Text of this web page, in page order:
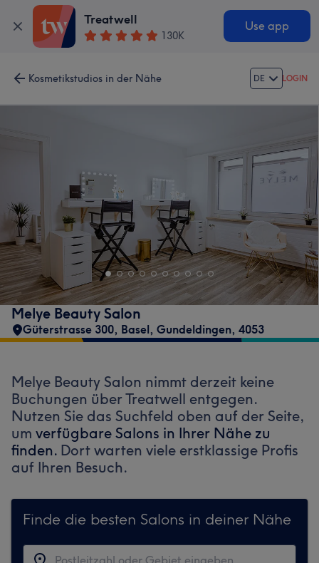
Treatwell
130K
Use app
Kosmetikstudios in der Nähe DE LOGIN
Melye Beauty Salon
Güterstrasse 300, Basel, Gundeldingen, 4053
Melye Beauty Salon nimmt derzeit keine
Buchungen über Treatwell entgegen.
Nutzen Sie das Suchfeld oben auf der Seite,
um verfügbare Salons in Ihrer Nähe zu
finden. Dort warten viele erstklassige Profis
auf Ihren Besuch.
Finde die besten Salons in deiner Nähe